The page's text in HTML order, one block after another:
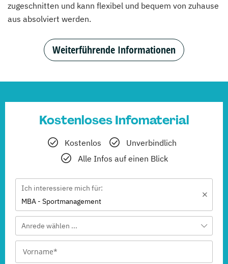
zugeschnitten und kann flexibel und bequem von zuhause
aus absolviert werden.
Weiterführende Informationen
Kostenloses Infomaterial
Kostenlos
Unverbindlich
Alle Infos auf einen Blick
Ich interessiere mich für:
MBA - Sportmanagement
Anrede wählen ...